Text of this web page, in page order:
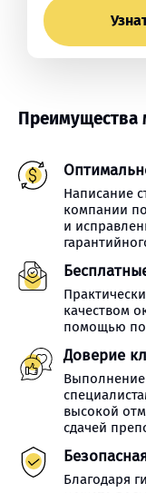
Преимущества
Написание
компании
и
качеством
помощью
Доверие
Выполнение
высокой
сдачей
Благодаря